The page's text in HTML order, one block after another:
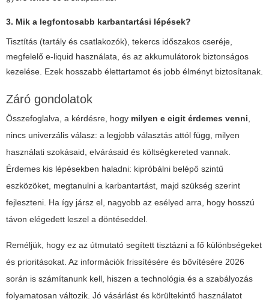
3. Mik a legfontosabb karbantartási lépések?
Tisztítás (tartály és csatlakozók), tekercs időszakos cseréje,
megfelelő e-liquid használata, és az akkumulátorok biztonságos
kezelése. Ezek hosszabb élettartamot és jobb élményt biztosítanak.
Záró gondolatok
Összefoglalva, a kérdésre, hogy milyen e cigit érdemes venni,
nincs univerzális válasz: a legjobb választás attól függ, milyen
használati szokásaid, elvárásaid és költségkereted vannak.
Érdemes kis lépésekben haladni: kipróbálni belépő szintű
eszközöket, megtanulni a karbantartást, majd szükség szerint
fejleszteni. Ha így jársz el, nagyobb az esélyed arra, hogy hosszú
távon elégedett leszel a döntéseddel.
Reméljük, hogy ez az útmutató segített tisztázni a fő különbségeket
és prioritásokat. Az információk frissítésére és bővítésére 2026
során is számítanunk kell, hiszen a technológia és a szabályozás
folyamatosan változik. Jó vásárlást és körültekintő használatot